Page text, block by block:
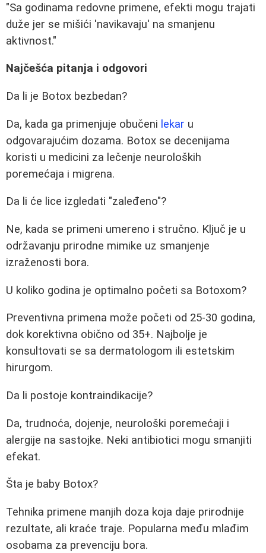
"Sa godinama redovne primene, efekti mogu trajati
duže jer se mišići 'navikavaju' na smanjenu
aktivnost."
Najčešća pitanja i odgovori
Da li je Botox bezbedan?
Da, kada ga primenjuje obučeni lekar u
odgovarajućim dozama. Botox se decenijama
koristi u medicini za lečenje neuroloških
poremećaja i migrena.
Da li će lice izgledati "zaleđeno"?
Ne, kada se primeni umereno i stručno. Ključ je u
održavanju prirodne mimike uz smanjenje
izraženosti bora.
U koliko godina je optimalno početi sa Botoxom?
Preventivna primena može početi od 25-30 godina,
dok korektivna obično od 35+. Najbolje je
konsultovati se sa dermatologom ili estetskim
hirurgom.
Da li postoje kontraindikacije?
Da, trudnoća, dojenje, neurološki poremećaji i
alergije na sastojke. Neki antibiotici mogu smanjiti
efekat.
Šta je baby Botox?
Tehnika primene manjih doza koja daje prirodnije
rezultate, ali kraće traje. Popularna među mlađim
osobama za prevenciju bora.